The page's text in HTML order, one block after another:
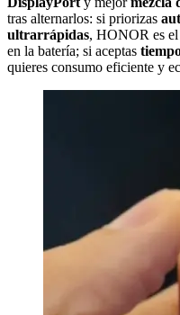
tras alternarlos: si priorizas
ultrarrápidas, HONOR es el
en la batería; si aceptas
quieres consumo eficiente y